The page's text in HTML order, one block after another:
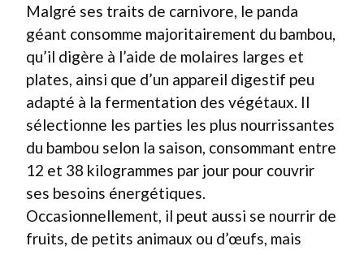
Malgré ses traits de carnivore, le panda
géant consomme majoritairement du bambou,
qu’il digère à l’aide de molaires larges et
plates, ainsi que d’un appareil digestif peu
adapté à la fermentation des végétaux. Il
sélectionne les parties les plus nourrissantes
du bambou selon la saison, consommant entre
12 et 38 kilogrammes par jour pour couvrir
ses besoins énergétiques.
Occasionnellement, il peut aussi se nourrir de
fruits, de petits animaux ou d’œufs, mais